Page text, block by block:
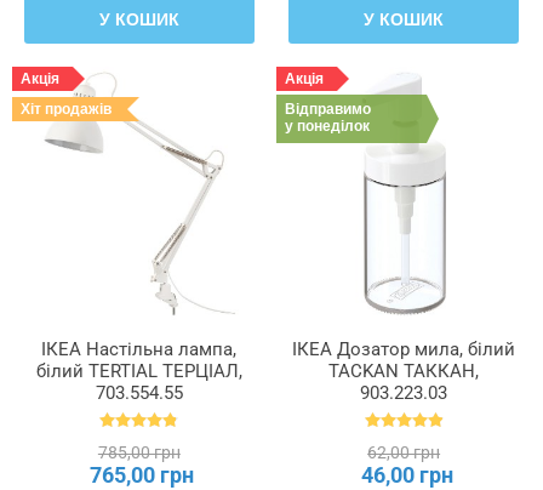
У КОШИК У КОШИК
Акція
Хіт продажів
ІКЕА Настільна лампа,
білий TERTIAL ТЕРЦІАЛ,
703.554.55
785,00 грн
765,00 грн
Акція
Відправимо
у понеділок
ІКЕА Дозатор мила, білий
TACKAN ТАККАН,
903.223.03
62,00 грн
46,00 грн